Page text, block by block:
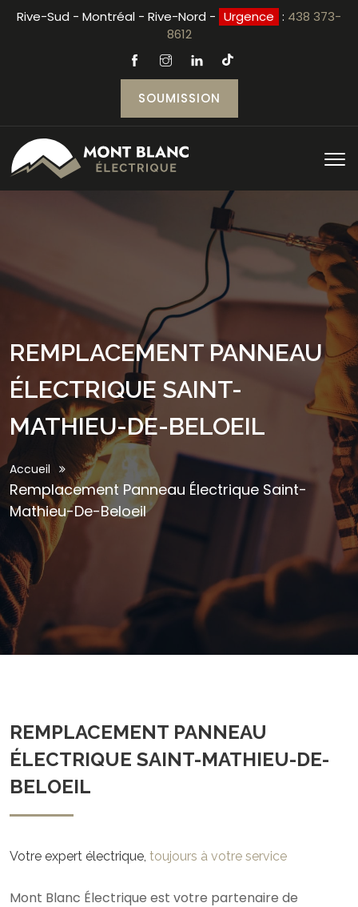
Rive-Sud - Montréal - Rive-Nord - Urgence : 438 373-
8612
SOUMISSION
REMPLACEMENT PANNEAU
ÉLECTRIQUE SAINT-
MATHIEU-DE-BELOEIL
Accueil
Remplacement Panneau Électrique Saint-
Mathieu-De-Beloeil
REMPLACEMENT PANNEAU
ÉLECTRIQUE SAINT-MATHIEU-DE-
BELOEIL
Votre expert électrique, toujours à votre service
Mont Blanc Électrique est votre partenaire de